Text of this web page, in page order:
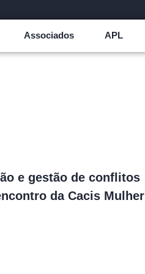
Associados APL
e gestão de conflitos
da Cacis Mulher